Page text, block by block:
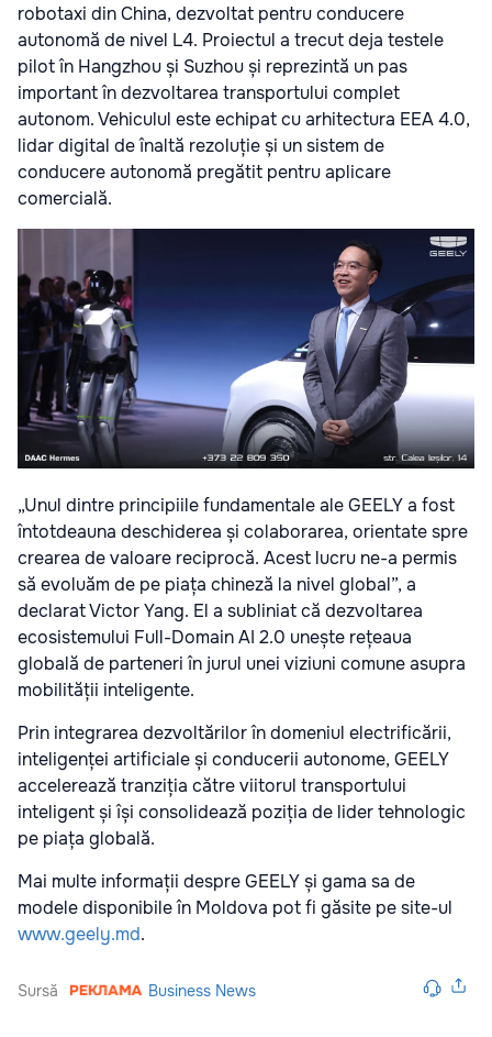
robotaxi din China, dezvoltat pentru conducere
autonomă de nivel L4. Proiectul a trecut deja testele
pilot în Hangzhou și Suzhou și reprezintă un pas
important în dezvoltarea transportului complet
autonom. Vehiculul este echipat cu arhitectura EEA 4.0,
lidar digital de înaltă rezoluție și un sistem de
conducere autonomă pregătit pentru aplicare
comercială.
„Unul dintre principiile fundamentale ale GEELY a fost
întotdeauna deschiderea și colaborarea, orientate spre
crearea de valoare reciprocă. Acest lucru ne-a permis
să evoluăm de pe piața chineză la nivel global”, a
declarat Victor Yang. El a subliniat că dezvoltarea
ecosistemului Full-Domain AI 2.0 unește rețeaua
globală de parteneri în jurul unei viziuni comune asupra
mobilității inteligente.
Prin integrarea dezvoltărilor în domeniul electrificării,
inteligenței artificiale și conducerii autonome, GEELY
accelerează tranziția către viitorul transportului
inteligent și își consolidează poziția de lider tehnologic
pe piața globală.
Mai multe informații despre GEELY și gama sa de
modele disponibile în Moldova pot fi găsite pe site-ul
www.geely.md.
Sursă Business News